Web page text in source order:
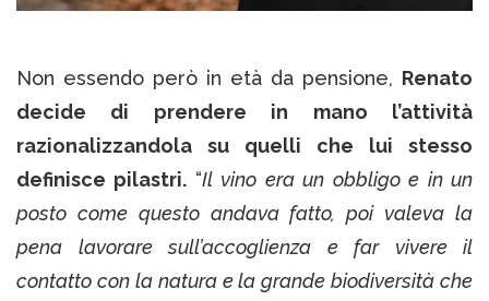
Non essendo però in età da pensione, Renato
decide di prendere in mano l’attività
razionalizzandola su quelli che lui stesso
definisce pilastri. “Il vino era un obbligo e in un
posto come questo andava fatto, poi valeva la
pena lavorare sull’accoglienza e far vivere il
contatto con la natura e la grande biodiversità che